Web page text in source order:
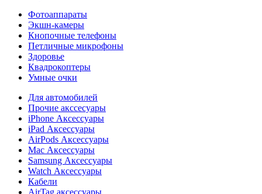
Фотоаппараты
Экшн-камеры
Кнопочные телефоны
Петличные микрофоны
Здоровье
Квадрокоптеры
Умные очки
Для автомобилей
Прочие акссесуары
iPhone Аксессуары
iPad Аксессуары
AirPods Аксессуары
Mac Аксессуары
Samsung Аксессуары
Watch Аксессуары
Кабели
AirTag аксессуары